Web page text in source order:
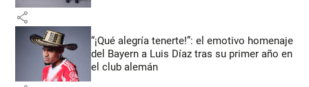
share
“¡Qué alegría tenerte!”: el emotivo homenaje
del Bayern a Luis Díaz tras su primer año en
el club alemán